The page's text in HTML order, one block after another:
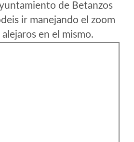
de Betanzos
ir manejando el zoom
en el mismo.